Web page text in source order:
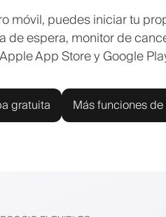
móvil, puedes iniciar tu
de espera, monitor de
App Store y Google
gratuita Más funciones